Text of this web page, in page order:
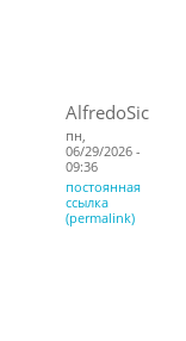
AlfredoSic
пн,
06/29/2026 -
09:36
постоянная
ссылка
(permalink)